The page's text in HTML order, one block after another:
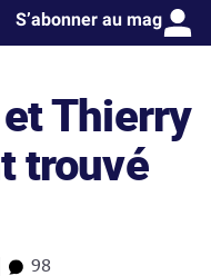
S’abonner au mag
Thierry
trouvé
98